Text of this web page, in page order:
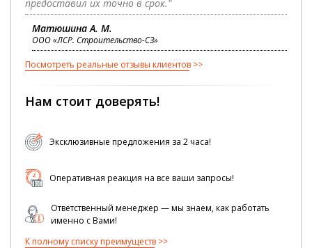
предоставил их точно в срок."
Матюшина А. М.
ООО «ЛСР. Строительство-СЗ»
Посмотреть реальные отзывы клиентов
Нам стоит доверять!
Эксклюзивные предложения за 2 часа!
Оперативная реакция на все ваши запросы!
Ответственный менеджер — мы знаем, как работать
именно с Вами!
К полному списку преимуществ